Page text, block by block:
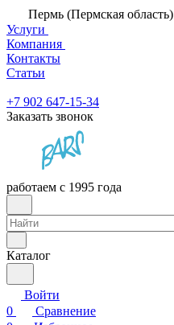
Пермь (Пермская область)
Услуги
Компания
Контакты
Статьи
+7 902 647-15-34
Заказать звонок
работаем с 1995 года
Каталог
Войти
0
Сравнение